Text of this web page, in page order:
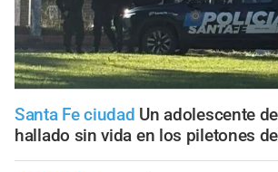
Santa Fe ciudad Un adolescente
hallado sin vida en los piletones